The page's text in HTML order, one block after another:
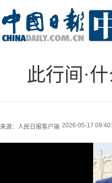
此行间·
来源： 人民日报客户端 2026-05-17